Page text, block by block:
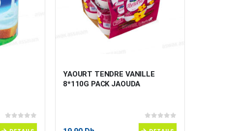
0sur 5
YAOURT TENDRE VANILLE
8*110G PACK JAOUDA
0sur 5